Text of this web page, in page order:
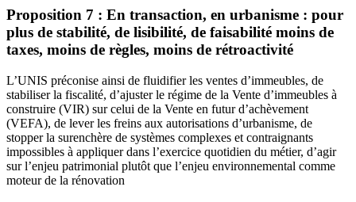
Proposition 7 : En transaction, en urbanisme : pour
plus de stabilité, de lisibilité, de faisabilité moins de
taxes, moins de règles, moins de rétroactivité
L’UNIS préconise ainsi de fluidifier les ventes d’immeubles, de
stabiliser la fiscalité, d’ajuster le régime de la Vente d’immeubles à
construire (VIR) sur celui de la Vente en futur d’achèvement
(VEFA), de lever les freins aux autorisations d’urbanisme, de
stopper la surenchère de systèmes complexes et contraignants
impossibles à appliquer dans l’exercice quotidien du métier, d’agir
sur l’enjeu patrimonial plutôt que l’enjeu environnemental comme
moteur de la rénovation